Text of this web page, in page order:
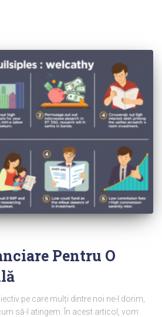
Pentru O
pe care mulți dintre noi ne-l dorim,
să-l atingem. În acest articol, vom